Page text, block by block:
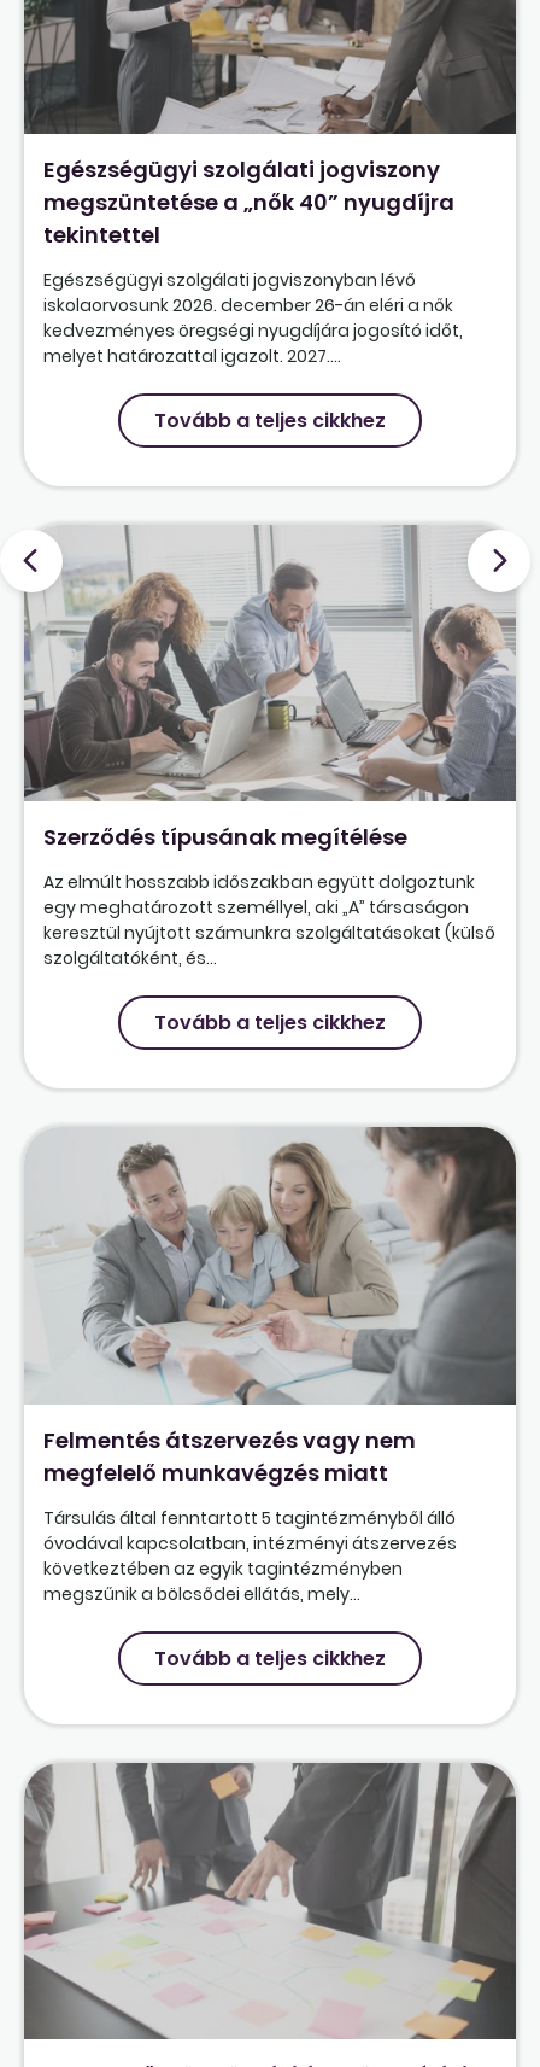
Egészségügyi szolgálati jogviszony
megszüntetése a „nők 40” nyugdíjra
tekintettel
Egészségügyi szolgálati jogviszonyban lévő
iskolaorvosunk 2026. december 26-án eléri a nők
kedvezményes öregségi nyugdíjára jogosító időt,
melyet határozattal igazolt. 2027....
Tovább a teljes cikkhez
Szerződés típusának megítélése
Az elmúlt hosszabb időszakban együtt dolgoztunk
egy meghatározott személlyel, aki „A” társaságon
keresztül nyújtott számunkra szolgáltatásokat (külső
szolgáltatóként, és...
Tovább a teljes cikkhez
Felmentés átszervezés vagy nem
megfelelő munkavégzés miatt
Társulás által fenntartott 5 tagintézményből álló
óvodával kapcsolatban, intézményi átszervezés
következtében az egyik tagintézményben
megszűnik a bölcsődei ellátás, mely...
Tovább a teljes cikkhez